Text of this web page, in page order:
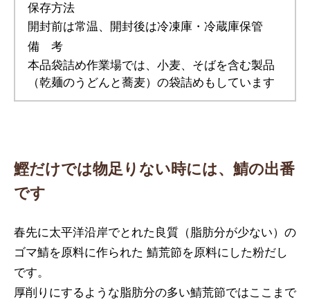
保存方法
開封前は常温、開封後は冷凍庫・冷蔵庫保管
備 考
本品袋詰め作業場では、小麦、そばを含む製品
（乾麺のうどんと蕎麦）の袋詰めもしています
鰹だけでは物足りない時には、鯖の出番
です
春先に太平洋沿岸でとれた良質（脂肪分が少ない）の
ゴマ鯖を原料に作られた 鯖荒節を原料にした粉だし
です。
厚削りにするような脂肪分の多い鯖荒節ではここまで